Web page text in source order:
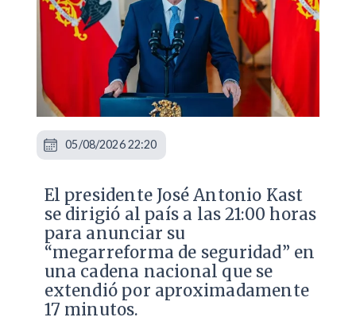
El presidente José Antonio Kast
se dirigió al país a las 21:00 horas
para anunciar su
“megarreforma de seguridad” en
una cadena nacional que se
extendió por aproximadamente
17 minutos.
05/08/2026 22:20